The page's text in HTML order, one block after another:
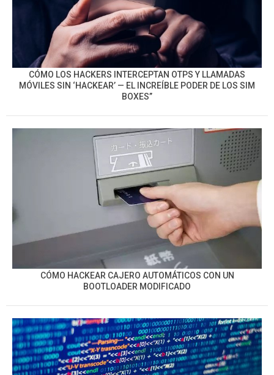
CÓMO LOS HACKERS INTERCEPTAN OTPS Y LLAMADAS
MÓVILES SIN ‘HACKEAR’ — EL INCREÍBLE PODER DE LOS SIM
BOXES”
CÓMO HACKEAR CAJERO AUTOMÁTICOS CON UN
BOOTLOADER MODIFICADO